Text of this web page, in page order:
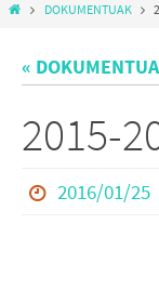
DOKUMENTUAK
«
2015-
2016/01/25